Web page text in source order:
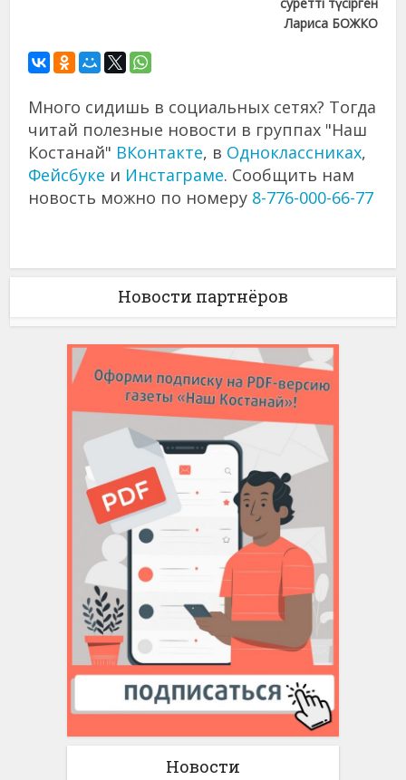
Лариса БОЖКО
Много сидишь в социальных сетях? Тогда
читай полезные новости в группах "Наш
Костанай" ВКонтакте, в Одноклассниках,
Фейсбуке и Инстаграме. Сообщить нам
новость можно по номеру 8-776-000-66-77
Новости партнёров
Новости